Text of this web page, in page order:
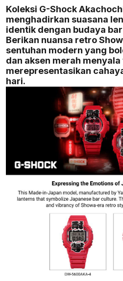
Koleksi G-Shock
menghadirkan suasana
identik dengan budaya
Berikan nuansa retro
sentuhan modern yang
dan aksen merah menyala
merepresentasikan
hari.